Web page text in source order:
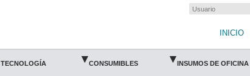
INICIO
TECNOLOGÍA ▾ CONSUMIBLES ▾ INSUMOS DE OFICINA